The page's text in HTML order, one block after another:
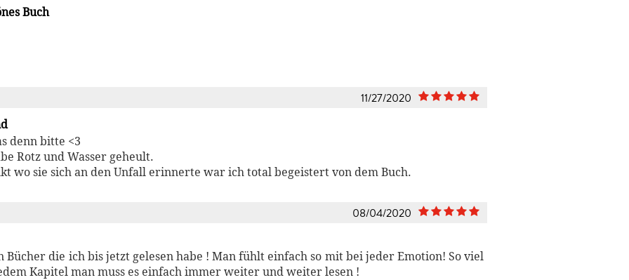
Buch
11/27/2020
denn bitte <3
Rotz und Wasser geheult.
wo sie sich an den Unfall erinnerte war ich total begeistert von dem Buch.
08/04/2020
Bücher die ich bis jetzt gelesen habe ! Man fühlt einfach so mit bei jeder Emotion! So viel
Kapitel man muss es einfach immer weiter und weiter lesen !